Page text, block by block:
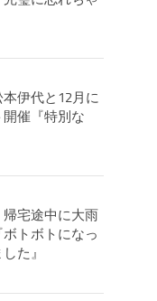
伊代と12月に
開催『特別な
宅途中に大雨
ボトボトになっ
た』